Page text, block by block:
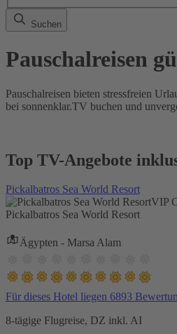
Suchen
Pauschalreisen
Pauschalreisen bieten stressfreien
bei sonnenklar.TV buchen und
Top TV-Angebote
Pickalbatros Sea World Resort
VIP
Pickalbatros Sea World Resort
Ägypten - Marsa Alam
Für dieses Hotel liegen 6893
8-tägige Flugreise, DZ inkl. AI